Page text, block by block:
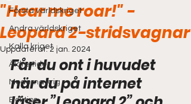
Första världskriget
Andra världskriget
Kalla kriget
Äldre tider
Moderna krig
Boktips
"Hear me roar!" -
Leopard 2-stridsvagnar
Uppdaterat:2 jan. 2024
Får du ont i huvudet
när du på internet